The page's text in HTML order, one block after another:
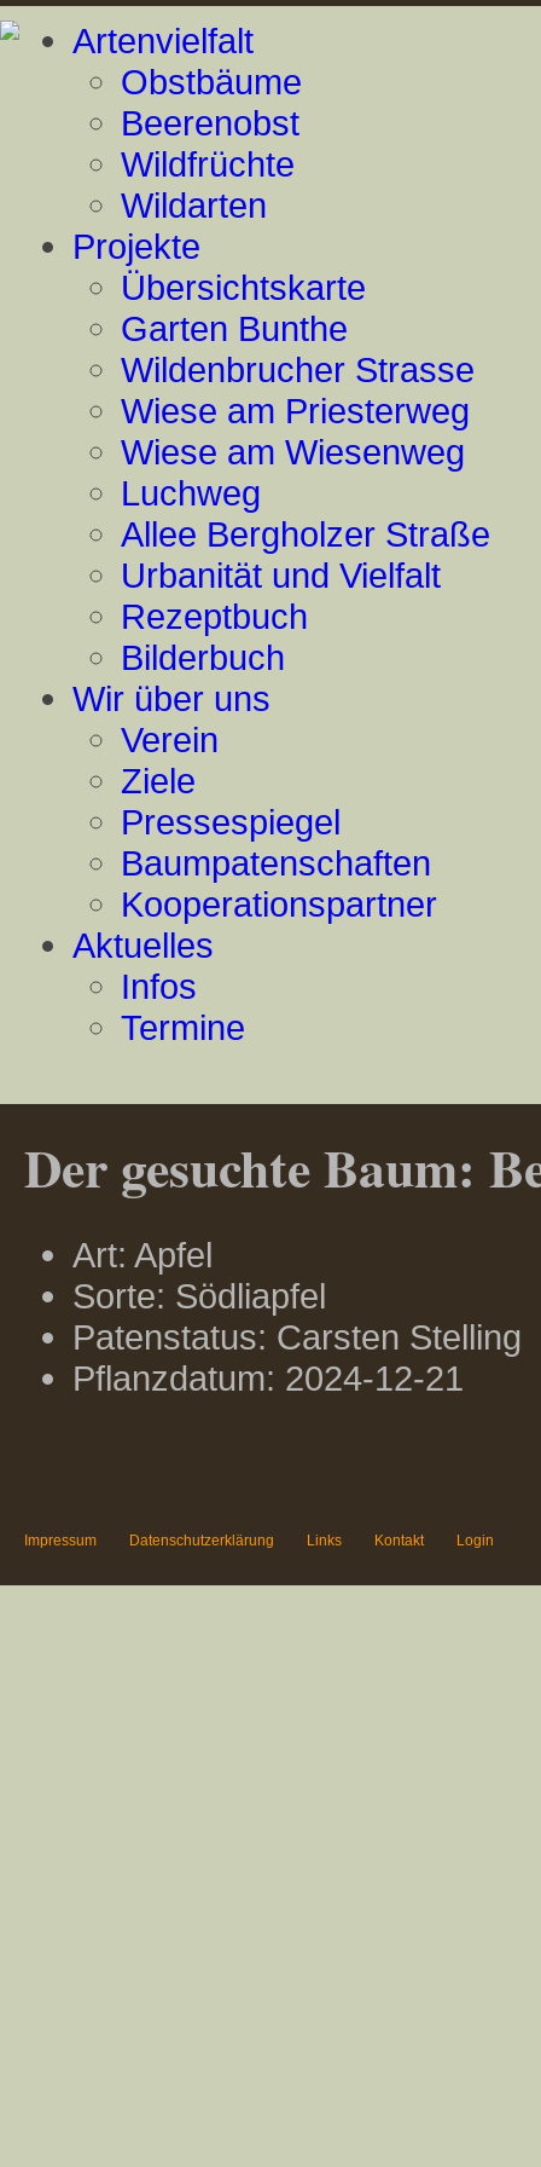
Artenvielfalt
Obstbäume
Beerenobst
Wildfrüchte
Wildarten
Projekte
Übersichtskarte
Garten Bunthe
Wildenbrucher Strasse
Wiese am Priesterweg
Wiese am Wiesenweg
Luchweg
Allee Bergholzer Straße
Urbanität und Vielfalt
Rezeptbuch
Bilderbuch
Wir über uns
Verein
Ziele
Pressespiegel
Baumpatenschaften
Kooperationspartner
Aktuelles
Infos
Termine
Der gesuchte Baum:
Art: Apfel
Sorte: Södliapfel
Patenstatus: Carsten Stelling
Pflanzdatum: 2024-12-21
Impressum Datenschutzerklärung Links Kontakt Login